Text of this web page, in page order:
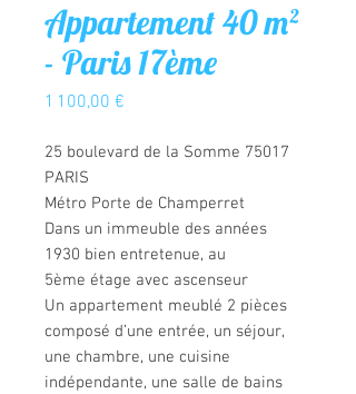
Appartement 40 m²
- Paris 17ème
1 100,00 €
25 boulevard de la Somme 75017
PARIS
Métro Porte de Champerret
Dans un immeuble des années
1930 bien entretenue, au
5ème étage avec ascenseur
Un appartement meublé 2 pièces
composé d’une entrée, un séjour,
une chambre, une cuisine
indépendante, une salle de bains